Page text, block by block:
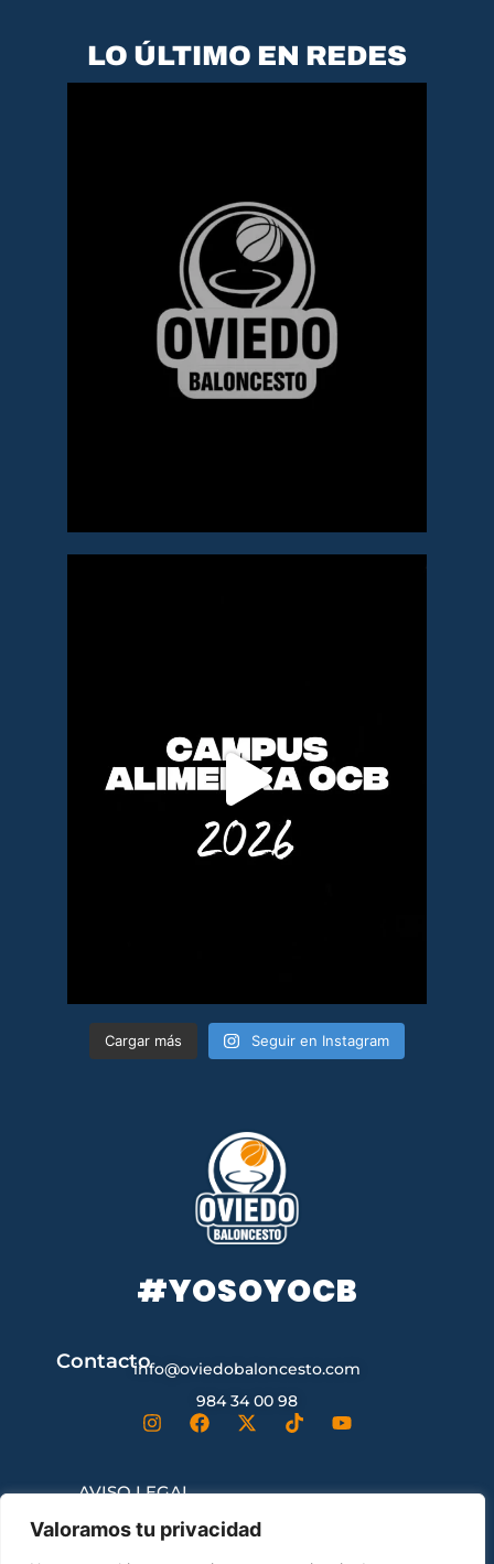
Valoramos tu privacidad
LO ÚLTIMO EN REDES
Cargar más Seguir en Instagram
#YOSOYOCB
Contactoinfo@oviedobaloncesto.com
984 34 00 98
AVISO LEGAL